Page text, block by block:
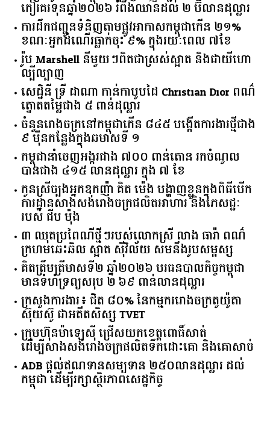
កៀរគរ​ទុន​ឆ្នាំ​២០២៦​ ​រំពឹង​ឈានដល់​ ​២​ ​ប៊ីលាន​ដុល្លារ​
ការដឹកជញ្ជូនទំនិញតាមផ្លូវអាកាសកម្ពុជាកើន ២១%
ខណៈអ្នកដំណើរធ្លាក់ចុះ ៩% ក្នុងរយៈពេល ៧ខែ
រ៉ូប Marshell នីមួយៗពិតជាស្រស់ស្អាត និងជាយីហោ
ល្បីល្បាញ
សេដ្ឋិនី ទ្រី ដាណា កាន់កាបូបដៃ Christian Dior ពណ៌
ត្នោតតម្លៃជាង ៥ ពាន់ដុល្លារ
ចំនួន​រោងចក្រ​នៅ​កម្ពុជា​កើន​ ​៨៤៥​ ​បង្កើត​ការងារ​ថ្មី​ជាង​
​៩​ ​ម៉ឺន​កន្លែង​ក្នុង​ឆមាស​ទី ​១​
កម្ពុជានាំចេញអង្ករជាង ៧០០ ពាន់តោន រកចំណូល
បានជាង ៤១៥ លានដុល្លារ ក្នុង ៧ ខែ
កូនស្រីច្បងអ្នកឧកញ៉ា គិត ម៉េង បង្ហាញខ្លួនក្នុងពិធីបើក
ការដ្ឋានសាងសង់រោងចក្រផលិតអាហារ និងភេសជ្ជៈ
របស់ ជីប ម៉ុង
៣ ឈុតប្រពៃណីថ្មីៗរបស់លោកស្រី លាង ធារ៉ា ពណ៌
ក្រហមឆេះឆិល ស្អាត ​ស៊ីវិល័យ សមនឹងរូបសម្ផស្ស
គិត​ត្រឹមត្រីមាស​ទី​២​ ​ឆ្នាំ​២០២៦​ បរធន​បាលកិច្ច​កម្ពុជា​ ​
មាន​ទំហំ​ទ្រព្យ​សរុប​ ​២.៦៩​ ​ពាន់លាន​ដុល្លារ​
ក្រសួង​ការងារ​៖ ​ជិត​ ​៨០​% ​នៃ​កម្មករ​រោងចក្រ​តូយ៉ូតា ​
ស៊ុយ​ស៊ូ ​ជា​អតីត​សិស្ស​ ​TVET​
ក្រុមហ៊ុន​ម៉ាឡេស៊ី ជ្រើសយកខេត្ដពោធិ៍សាត់
ដើម្បីសាងសង់រោងចក្រផលិតទឹកដោះគោ និងគោសាច់
ADB ផ្តល់ឥណទានសម្បទាន ២៥០លានដុល្លារ ដល់
កម្ពុជា ដើម្បីរក្សាស្ថិរភាពសេដ្ឋកិច្ច